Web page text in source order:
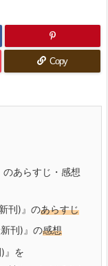
Copy
あらすじ・感想
刊)』のあらすじ
刊)』の感想
』を